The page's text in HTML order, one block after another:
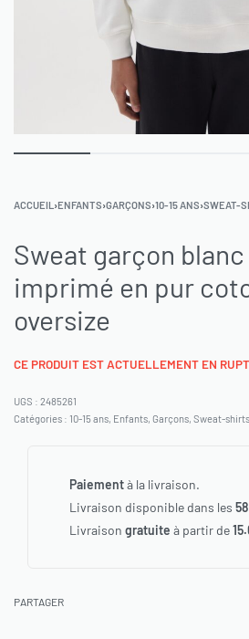
ACCUEIL ›ENFANTS›GARÇONS›10-15 ANS›SWEAT-
Sweat garçon blanc
imprimé en pur
oversize
CE PRODUIT EST ACTUELLEMENT EN
2485261
Catégories : 10-15 ans, Enfants, Garçons, Sweat-
Paiementà la livraison.
Livraison disponible dans les
Livraison gratuite à partir de
PARTAGER